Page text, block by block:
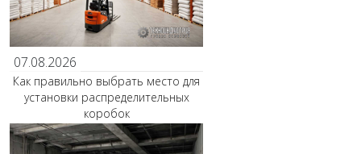
07.08.2026
Как правильно выбрать место для
установки распределительных
коробок